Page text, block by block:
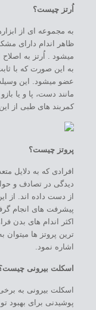
اُرتز چیست؟
به مجموعه ای از
ظاهر اندام دارای
میشود . اُرتز به
به این صورت که با
عضو میشود. این
مانند دست، پا و یا
کمربند های طبی از
پروتز چیست؟
افرادی که به دلایل
دیدگی در تصادف و
از دست داده اند. از
پیشرفت های انجام
اکثر اندام های بدن
ترین پروتز ها
اشاره نمود.
اسکلت بیرونی
اسکلت بیرونی به
پوشیدنی برای بهبود